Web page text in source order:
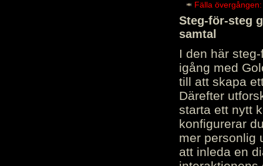
Fälla
Steg-för-steg
samtal
I den här
igång med
till att skapa
Därefter
starta ett nytt
konfigurerar
mer personlig
att inleda en